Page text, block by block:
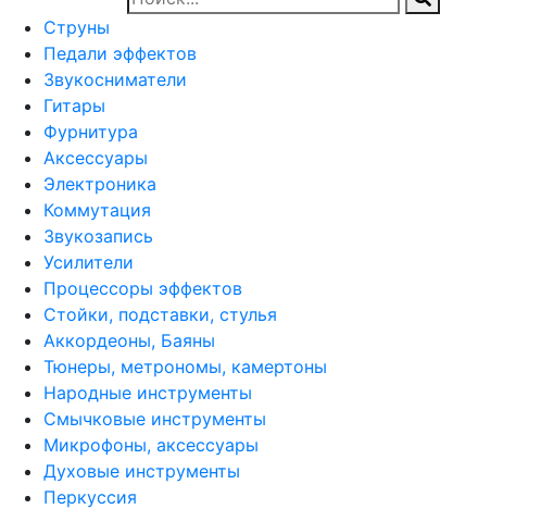
Струны
Педали эффектов
Звукосниматели
Гитары
Фурнитура
Аксессуары
Электроника
Коммутация
Звукозапись
Усилители
Процессоры эффектов
Стойки, подставки, стулья
Аккордеоны, Баяны
Тюнеры, метрономы, камертоны
Народные инструменты
Смычковые инструменты
Микрофоны, аксессуары
Духовые инструменты
Перкуссия